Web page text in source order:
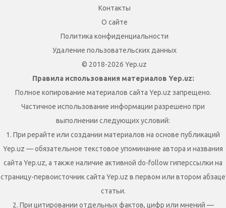
Контакты
О сайте
Политика конфиденциальности
Удаление пользовательских данных
© 2018-2026 Yep.uz
Правила использования материалов Yep.uz:
Полное копирование материалов сайта Yep.uz запрещено.
Частичное использование информации разрешено при
выполнении следующих условий:
1. При рерайте или создании материалов на основе публикаций
Yep.uz — обязательное текстовое упоминание автора и названия
сайта Yep.uz, а также наличие активной do-follow гиперссылки на
страницу-первоисточник сайта Yep.uz в первом или втором абзаце
статьи.
2. При цитировании отдельных фактов, цифр или мнений —